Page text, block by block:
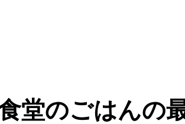
堂のごはんの